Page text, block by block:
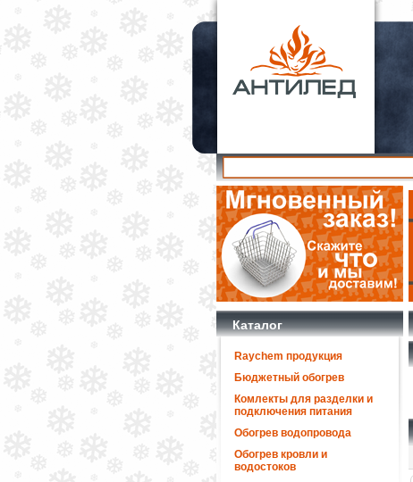
Каталог
Raychem продукция
Бюджетный обогрев
Комлекты для разделки и
подключения питания
Обогрев водопровода
Обогрев кровли и
водостоков